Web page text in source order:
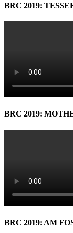
BRC 2019:
BRC 2019:
BRC 2019: AM